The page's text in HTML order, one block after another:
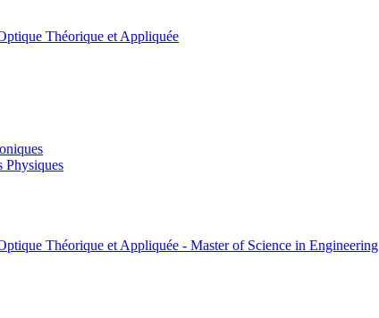
Théorique et Appliquée
Physiques
Théorique et Appliquée - Master of Science in Engineering